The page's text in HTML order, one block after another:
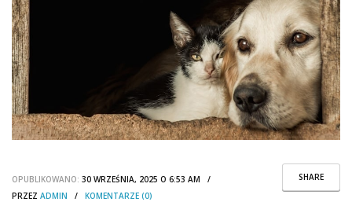
SHARE
OPUBLIKOWANO: 30 WRZEŚNIA, 2025 O 6:53 AM /
PRZEZ ADMIN / KOMENTARZE (0)